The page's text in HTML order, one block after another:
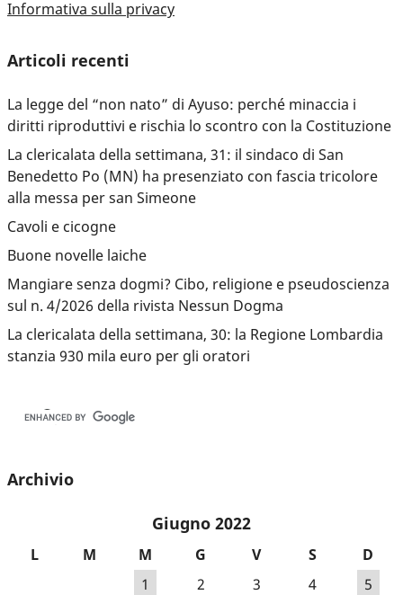
Informativa sulla privacy
Articoli recenti
La legge del “non nato” di Ayuso: perché minaccia i
diritti riproduttivi e rischia lo scontro con la Costituzione
La clericalata della settimana, 31: il sindaco di San
Benedetto Po (MN) ha presenziato con fascia tricolore
alla messa per san Simeone
Cavoli e cicogne
Buone novelle laiche
Mangiare senza dogmi? Cibo, religione e pseudoscienza
sul n. 4/2026 della rivista Nessun Dogma
La clericalata della settimana, 30: la Regione Lombardia
stanzia 930 mila euro per gli oratori
Archivio
Giugno 2022
L M M G V S
D
1
2 3 4
5